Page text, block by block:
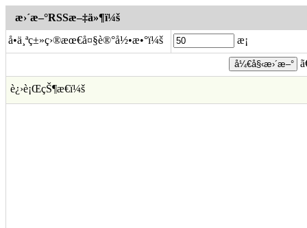
æ›´æ–°RSSæ–‡ä»¶ï¼š
å•ä¸ªç±»ç›®æœ€å¤§è®°å½•æ•°ï¼š
æ¡
è¿›è¡ŒçŠ¶æ€ï¼š